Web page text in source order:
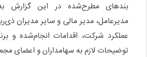
بندهای مطرح‌شده در این گزارش
مدیرعامل، مدیر مالی و سایر مدیران
عملکرد شرکت، اقدامات انجام‌شده و
توضیحات لازم به سهامداران و اعضای